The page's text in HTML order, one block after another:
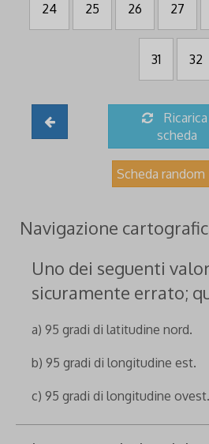
24 25 26 27
31 32
scheda
Scheda random
Navigazione
Uno dei seguenti
sicuramente errato;
a) 95 gradi di latitudine nord.
b) 95 gradi di longitudine est.
c) 95 gradi di longitudine ovest.